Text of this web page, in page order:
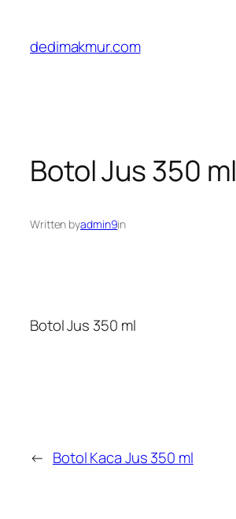
content
dedimakmur.com
Botol Jus 350 ml
Written byadmin9in
Botol Jus 350 ml
← Botol Kaca Jus 350 ml